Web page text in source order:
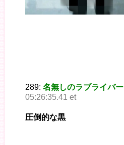
289: 名無しのラブライバー
05:26:35.41 et
圧倒的な黒